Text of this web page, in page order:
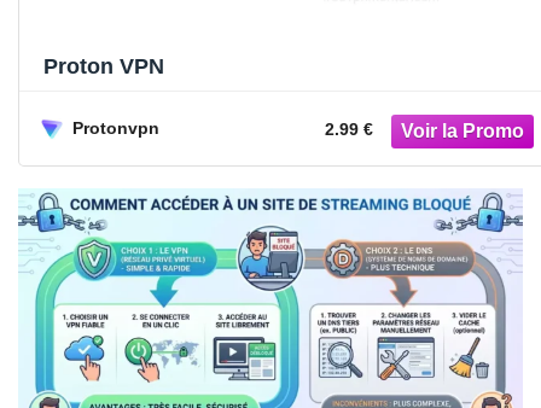
Proton VPN
Protonvpn 2.99 €